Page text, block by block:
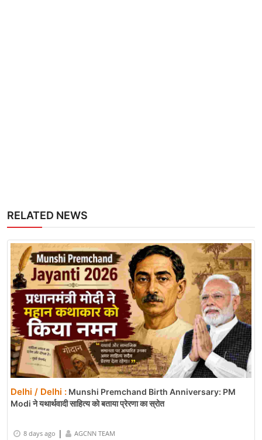
RELATED NEWS
Delhi / Delhi : Munshi Premchand Birth Anniversary: PM
Modi ने यथार्थवादी साहित्य को बताया प्रेरणा का स्रोत
8 days ago | AGCNN TEAM